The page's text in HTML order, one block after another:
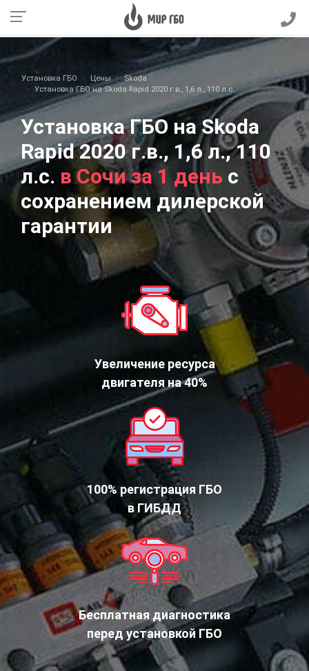
Установка ГБО Цены
Skoda
Установка ГБО на Skoda Rapid 2020 г.в., 1,6 л., 110 л.с.
Установка ГБО на Skoda
Rapid 2020 г.в., 1,6 л., 110
л.с. в Сочи за 1 день с
сохранением дилерской
гарантии
Увеличение ресурса
двигателя на 40%
100% регистрация ГБО
в ГИБДД
Бесплатная диагностика
перед установкой ГБО